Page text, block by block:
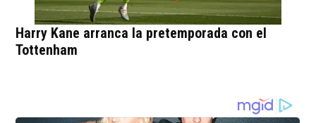
Harry Kane arranca la pretemporada con el
Tottenham